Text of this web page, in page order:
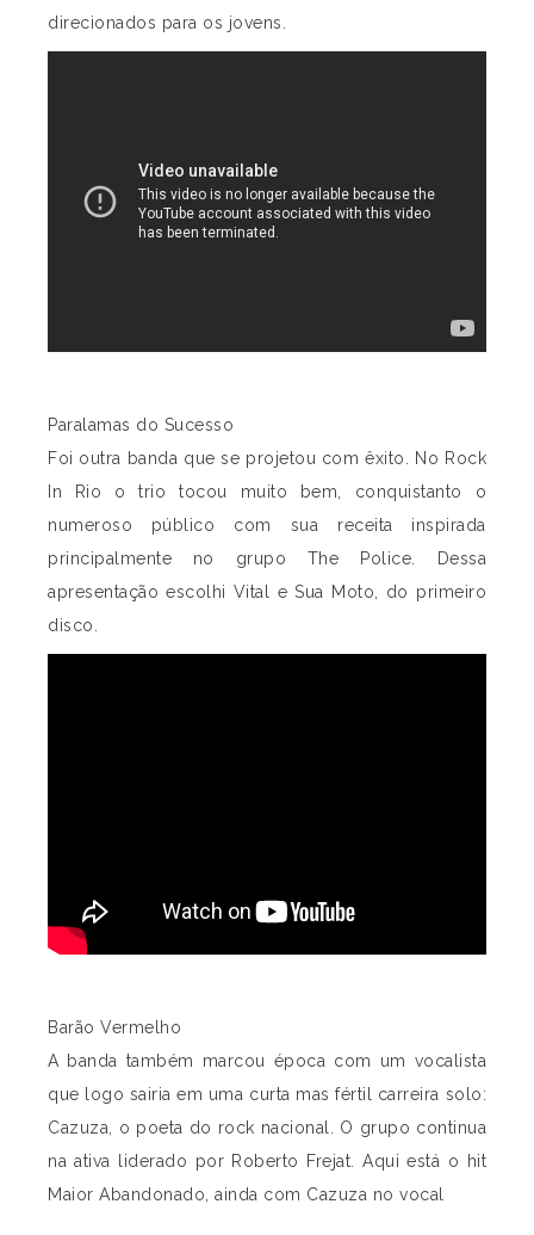
direcionados para os jovens.
Paralamas do Sucesso
Foi outra banda que se projetou com êxito. No Rock
In Rio o trio tocou muito bem, conquistanto o
numeroso público com sua receita inspirada
principalmente no grupo The Police. Dessa
apresentação escolhi Vital e Sua Moto, do primeiro
disco.
Barão Vermelho
A banda também marcou época com um vocalista
que logo sairia em uma curta mas fértil carreira solo:
Cazuza, o poeta do rock nacional. O grupo continua
na ativa liderado por Roberto Frejat. Aqui está o hit
Maior Abandonado, ainda com Cazuza no vocal